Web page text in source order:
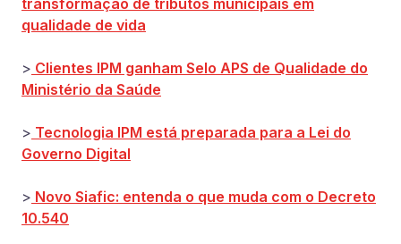
transformação de tributos municipais em
qualidade de vida
> Clientes IPM ganham Selo APS de Qualidade do
Ministério da Saúde
> Tecnologia IPM está preparada para a Lei do
Governo Digital
> Novo Siafic: entenda o que muda com o Decreto
10.540